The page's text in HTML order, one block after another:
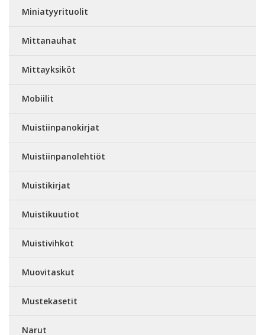
Miniatyyrituolit
Mittanauhat
Mittayksiköt
Mobiilit
Muistiinpanokirjat
Muistiinpanolehtiöt
Muistikirjat
Muistikuutiot
Muistivihkot
Muovitaskut
Mustekasetit
Narut